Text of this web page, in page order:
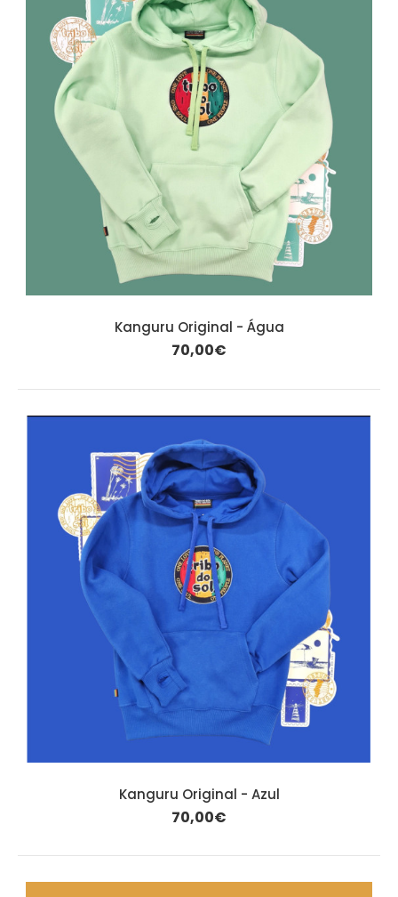
Kanguru Original - Água
70,00€
Kanguru Original - Azul
70,00€